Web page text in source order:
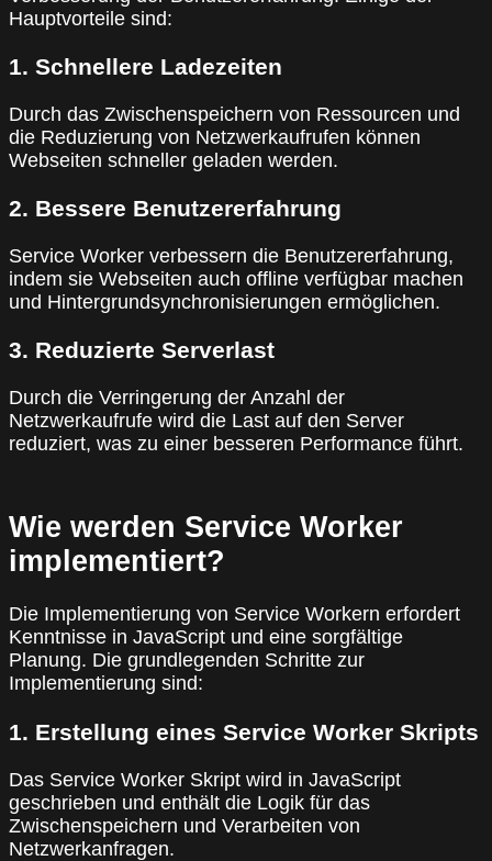
Hauptvorteile sind:
1. Schnellere Ladezeiten
Durch das Zwischenspeichern von Ressourcen und
die Reduzierung von Netzwerkaufrufen können
Webseiten schneller geladen werden.
2. Bessere Benutzererfahrung
Service Worker verbessern die Benutzererfahrung,
indem sie Webseiten auch offline verfügbar machen
und Hintergrundsynchronisierungen ermöglichen.
3. Reduzierte Serverlast
Durch die Verringerung der Anzahl der
Netzwerkaufrufe wird die Last auf den Server
reduziert, was zu einer besseren Performance führt.
Wie werden Service Worker
implementiert?
Die Implementierung von Service Workern erfordert
Kenntnisse in JavaScript und eine sorgfältige
Planung. Die grundlegenden Schritte zur
Implementierung sind:
1. Erstellung eines Service Worker Skripts
Das Service Worker Skript wird in JavaScript
geschrieben und enthält die Logik für das
Zwischenspeichern und Verarbeiten von
Netzwerkanfragen.